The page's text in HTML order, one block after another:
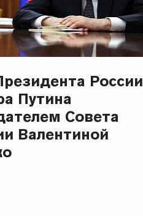
России
Путина
Совета
Валентиной